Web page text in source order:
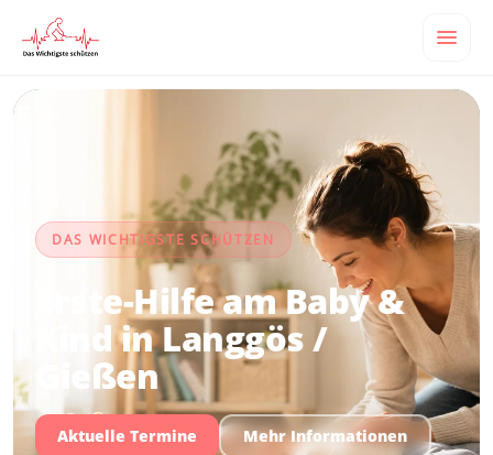
DAS WICHTIGSTE SCHÜTZEN
Erste-Hilfe am Baby &
Kind in Langgös /
Gießen
Aktuelle Termine Mehr Informationen